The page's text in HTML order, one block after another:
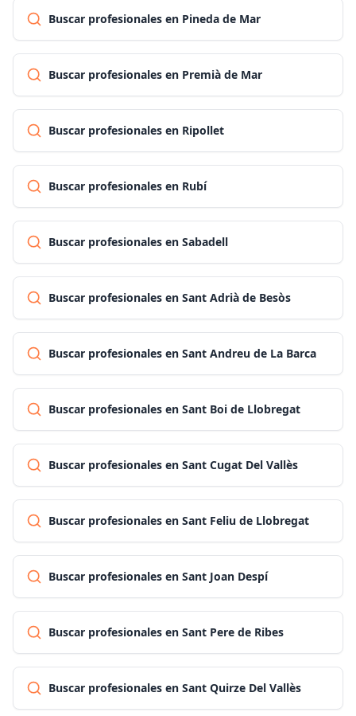
Buscar profesionales en Pineda de Mar
Buscar profesionales en Premià de Mar
Buscar profesionales en Ripollet
Buscar profesionales en Rubí
Buscar profesionales en Sabadell
Buscar profesionales en Sant Adrià de Besòs
Buscar profesionales en Sant Andreu de La Barca
Buscar profesionales en Sant Boi de Llobregat
Buscar profesionales en Sant Cugat Del Vallès
Buscar profesionales en Sant Feliu de Llobregat
Buscar profesionales en Sant Joan Despí
Buscar profesionales en Sant Pere de Ribes
Buscar profesionales en Sant Quirze Del Vallès